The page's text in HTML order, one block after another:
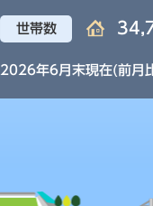
世帯数
2026年6月末現在(前月